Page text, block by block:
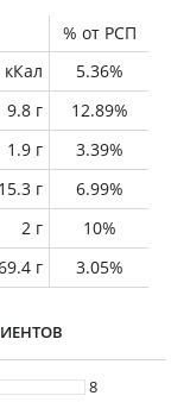
% от РСП
5.36%
9.8 г
12.89%
1.9 г
3.39%
15.3 г
6.99%
2 г
10%
г 3.05%
8